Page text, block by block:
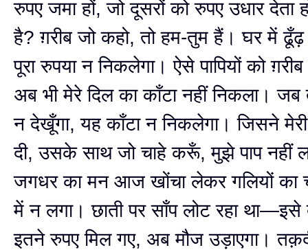
रुपए जमा हों, जो दूसरों को रुपए उधार देता
है? ग़रीब जो कहो, तो हम-तुम हैं। घर में
पूरा रुपया न निकलेगा। ऐसे पापियों को
अब भी मेरे दिल का काँटा नहीं निकला।
न देखूँगा, यह काँटा न निकलेगा। जिसने
दी, उसके साथ जो चाहे करूँ, मुझे पाप नहीं
जगधर का मन आज खोंचा लेकर गलियों का
में न लगा। छाती पर साँप लोट रहा
इतने रुपए मिल गए, अब मौज उड़ाएगा।